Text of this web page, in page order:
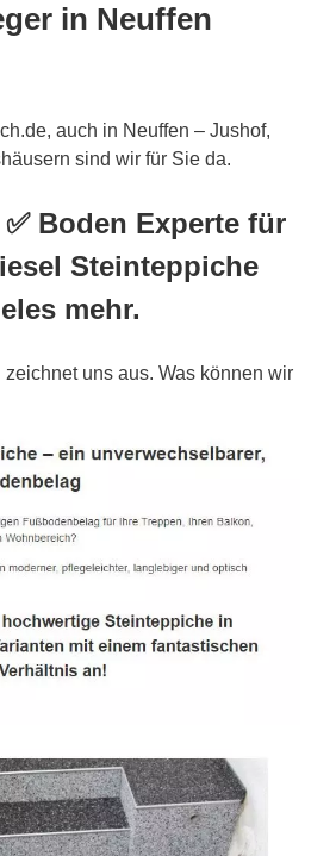
in Neuffen
auch in Neuffen – Jushof,
sind wir für Sie da.
Boden Experte für
Steinteppiche
mehr.
uns aus. Was können wir